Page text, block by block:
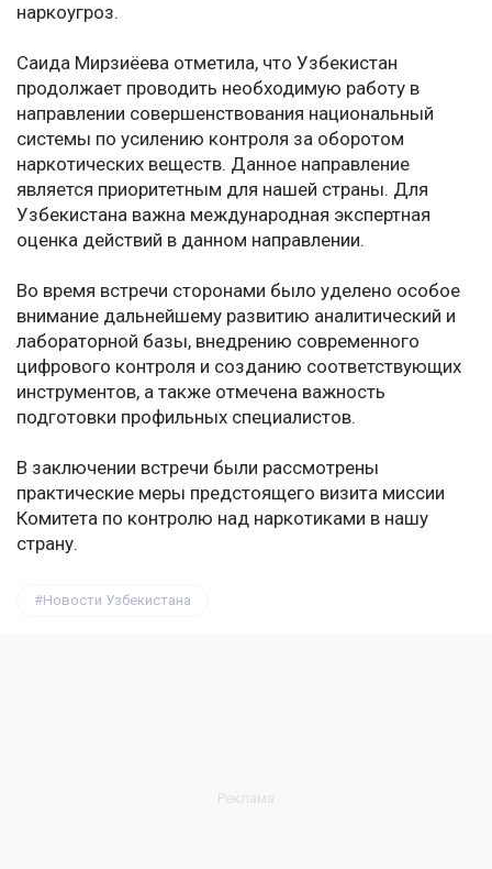
наркоугроз.
Саида Мирзиёева отметила, что Узбекистан
продолжает проводить необходимую работу в
направлении совершенствования национальный
системы по усилению контроля за оборотом
наркотических веществ. Данное направление
является приоритетным для нашей страны. Для
Узбекистана важна международная экспертная
оценка действий в данном направлении.
Во время встречи сторонами было уделено особое
внимание дальнейшему развитию аналитический и
лабораторной базы, внедрению современного
цифрового контроля и созданию соответствующих
инструментов, а также отмечена важность
подготовки профильных специалистов.
В заключении встречи были рассмотрены
практические меры предстоящего визита миссии
Комитета по контролю над наркотиками в нашу
страну.
Новости Узбекистана